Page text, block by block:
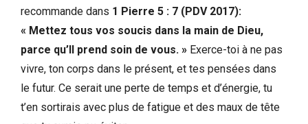
recommande dans 1 Pierre 5 : 7 (PDV 2017):
« Mettez tous vos soucis dans la main de Dieu,
parce qu’Il prend soin de vous. » Exerce-toi à ne pas
vivre, ton corps dans le présent, et tes pensées dans
le futur. Ce serait une perte de temps et d’énergie, tu
t’en sortirais avec plus de fatigue et des maux de tête